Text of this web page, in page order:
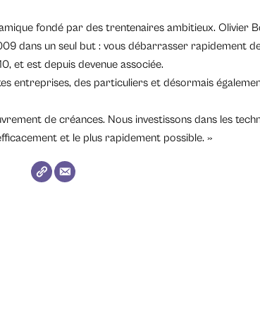
fondé par des trentenaires ambitieux. Olivier
dans un seul but : vous débarrasser rapidement
et est depuis devenue associée.
entreprises, des particuliers et désormais
de créances. Nous investissons dans les
et le plus rapidement possible. »